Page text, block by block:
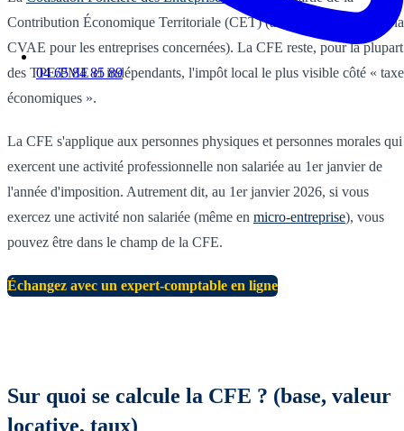
04 65 84 85 89
Contribution Économique Territoriale (CET) (avec, historiquement, la
CVAE pour les entreprises concernées). La CFE reste, pour la plupart
des TPE/PME et indépendants, l'impôt local le plus visible côté «
économiques ».
La CFE s'applique aux personnes physiques et personnes morales qui
exercent une activité professionnelle non salariée au 1er janvier de
l'année d'imposition. Autrement dit, au 1er janvier 2026, si vous
exercez une activité non salariée (même en micro-entreprise), vous
pouvez être dans le champ de la CFE.
Échangez avec un expert-comptable en ligne
Sur quoi se calcule la CFE ? (base, valeur
locative, taux)